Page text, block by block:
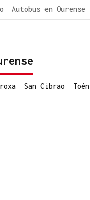
Autobus en Ourense
San Cibrao Toén